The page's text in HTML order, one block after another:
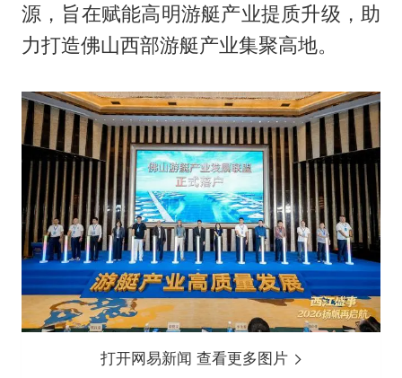
源，旨在赋能高明游艇产业提质升级，助
力打造佛山西部游艇产业集聚高地。
打开网易新闻 查看更多图片